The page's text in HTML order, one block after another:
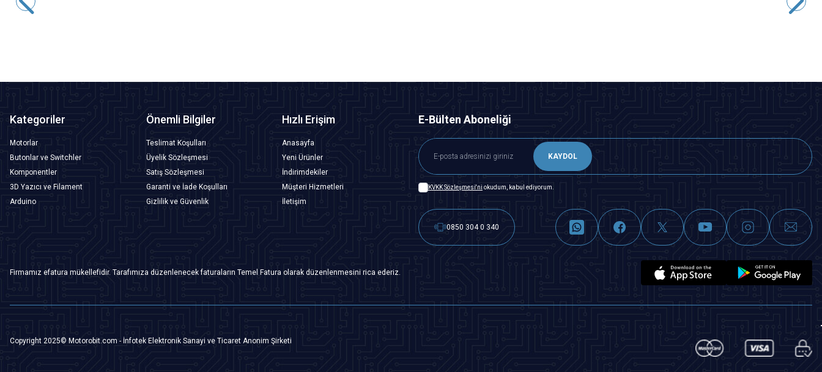
Kategoriler
Motorlar
Butonlar ve Switchler
Komponentler
3D Yazıcı ve Filament
Arduino
Önemli Bilgiler
Teslimat Koşulları
Üyelik Sözleşmesi
Satış Sözleşmesi
Garanti ve İade Koşulları
Gizlilik ve Güvenlik
Hızlı Erişim
Anasayfa
Yeni Ürünler
İndirimdekiler
Müşteri Hizmetleri
İletişim
E-Bülten Aboneliği
KAYDOL
KVKK Sözleşmesi'ni okudum, kabul ediyorum.
0850 304 0 340
Firmamız efatura mükellefidir. Tarafımıza düzenlenecek faturaların Temel Fatura olarak düzenlenmesini rica ederiz.
Copyright 2025© Motorobit.com - İnfotek Elektronik Sanayi ve Ticaret Anonim Şirketi